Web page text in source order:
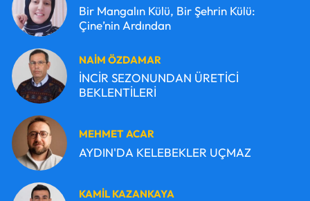
Bir Mangalın Külü, Bir Şehrin Külü:
Çine’nin Ardından
NAİM ÖZDAMAR
İNCİR SEZONUNDAN ÜRETİCİ
BEKLENTİLERİ
MEHMET ACAR
AYDIN'DA KELEBEKLER UÇMAZ
KAMİL KAZANKAYA